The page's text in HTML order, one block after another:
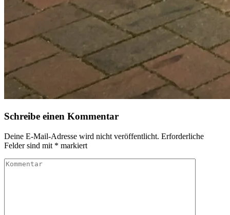
Schreibe einen Kommentar
Deine E-Mail-Adresse wird nicht veröffentlicht. Erforderliche
Felder sind mit * markiert